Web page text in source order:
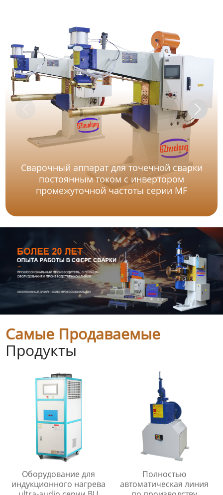
Сварочный аппарат для точечной сварки
постоянным током с инвертором
промежуточной частоты серии MF
Самые Продаваемые
Продукты
Оборудование для
индукционного нагрева
Полностью
автоматическая линия